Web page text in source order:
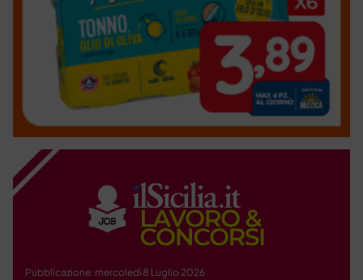
Pubblicazione: mercoledì 8 Luglio 2026